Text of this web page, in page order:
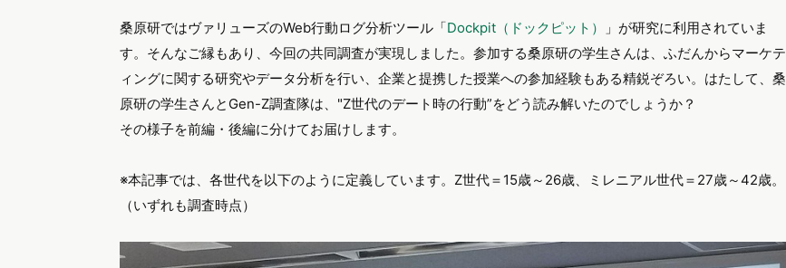
桑原研ではヴァリューズのWeb行動ログ分析ツール「Dockpit（ドックピット）
」が研究に利用されていま
す。そんなご縁もあり、今回の共同調査が実現しました。参加する桑原研の学生さんは、ふだんからマーケテ
ィングに関する研究やデータ分析を行い、企業と提携した授業への参加経験もある精鋭ぞろい。はたして、桑
原研の学生さんとGen-Z調査隊は、"Z世代のデート時の行動”をどう読み解いたのでしょうか？
その様子を前編・後編に分けてお届けします。
※本記事では、各世代を以下のように定義しています。Z世代＝15歳～26歳、ミレニアル世代＝27歳～42歳。
（いずれも調査時点）